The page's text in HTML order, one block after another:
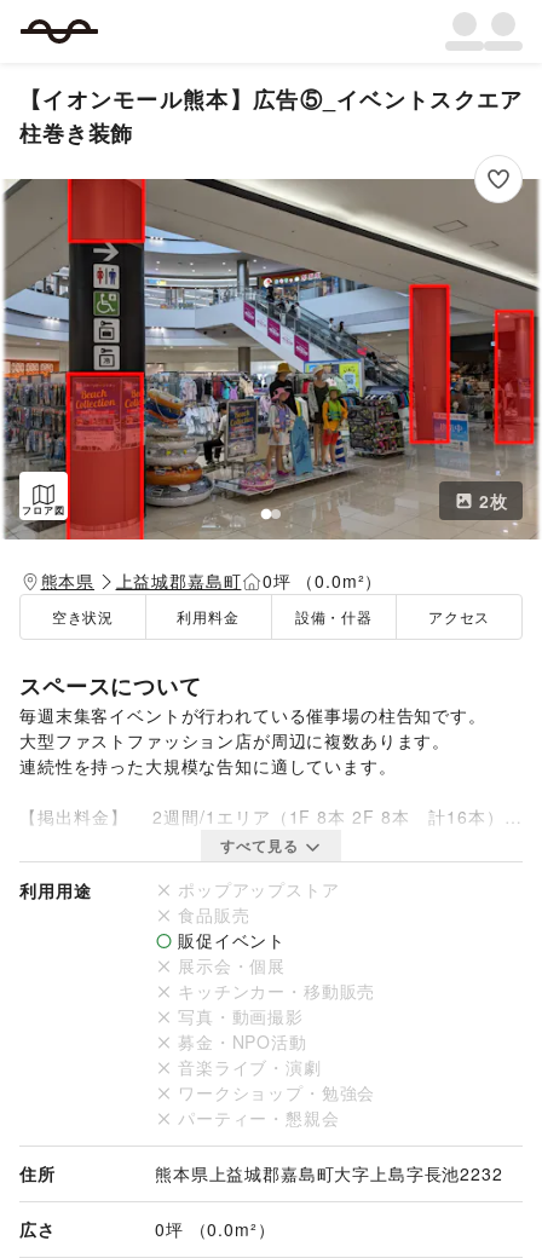
【イオンモール熊本】広告⑤_イベントスクエア
柱巻き装飾
フロア図 2枚
熊本県 上益城郡嘉島町 0坪 （0.0m²）
空き状況 利用料金 設備・什器 アクセス
スペースについて
毎週末集客イベントが行われている催事場の柱告知です。
大型ファストファッション店が周辺に複数あります。
連続性を持った大規模な告知に適しています。
【掲出料金】　 2週間/1エリア（1F 8本 2F 8本　計16本）
【媒体サイズ】 1階/780φ×H5,000　2階/780φ×H4,397
【仕様・素材】 塩ビシート(再剥離) ※マットラミネート加工
【掲出場所】　 1エリア（1階/8本　2階/8本　計16本）
すべて見る
利用用途
ポップアップストア
食品販売
販促イベント
展示会・個展
キッチンカー・移動販売
写真・動画撮影
募金・NPO活動
音楽ライブ・演劇
ワークショップ・勉強会
パーティー・懇親会
住所 熊本県上益城郡嘉島町大字上島字長池2232
広さ 0坪 （0.0m²）